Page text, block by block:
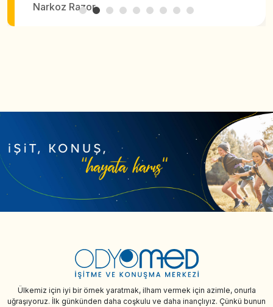
Narkoz Razor
Ülkemiz için iyi bir örnek yaratmak, ilham vermek için azimle, onurla
uğraşıyoruz. İlk günkünden daha coşkulu ve daha inançlıyız. Çünkü bunun